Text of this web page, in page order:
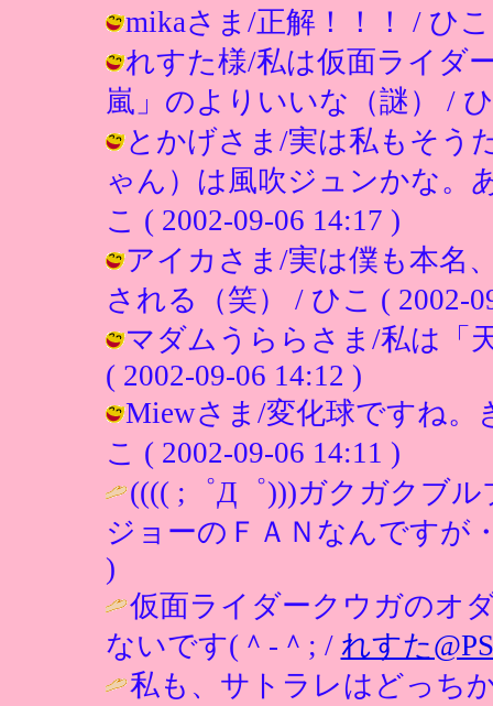
mikaさま/正解！！！ / ひ
れすた様/私は仮面ライダ
嵐」のよりいいな（謎） /
とかげさま/実は私もそう
ゃん）は風吹ジュンかな。
こ ( 2002-09-06 14:17 )
アイカさま/実は僕も本名
される（笑） / ひこ ( 2002-
マダムうららさま/私は「
( 2002-09-06 14:12 )
Miewさま/変化球ですね。
こ ( 2002-09-06 14:11 )
(((( ;゜Д゜)))ガクガクブ
ジョーのＦＡＮなんですが
)
仮面ライダークウガのオ
ないです(＾-＾; / れすた
私も、サトラレはどっち